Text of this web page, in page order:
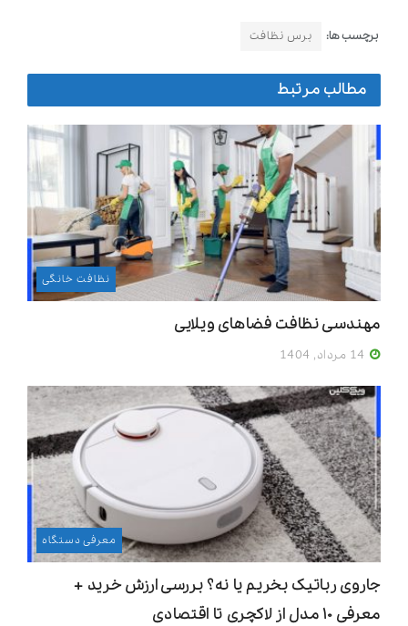
برچسب ها: برس نظافت
مطالب مرتبط
نظافت خانگی
مهندسی نظافت فضاهای ویلایی
معرفی دستگاه
جاروی رباتیک بخریم یا نه؟ بررسی ارزش خرید +
معرفی ۱۰ مدل از لاکچری تا اقتصادی